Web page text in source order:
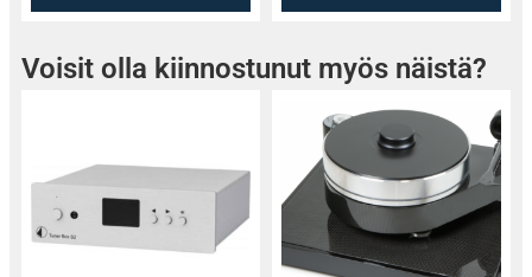
Voisit olla kiinnostunut myös näistä?